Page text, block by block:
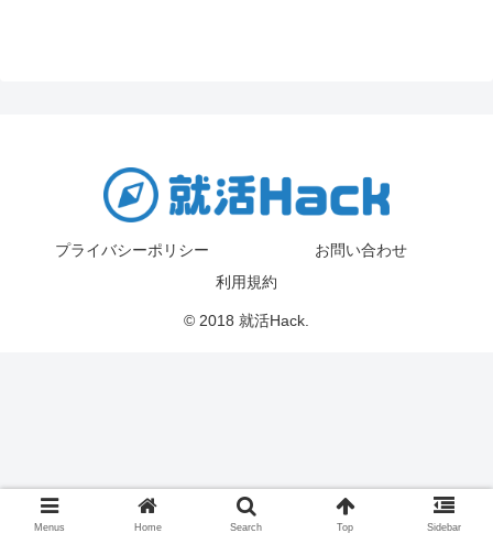
プライバシーポリシー
お問い合わせ
利用規約
© 2018 就活Hack.
Menus Home Search Top Sidebar